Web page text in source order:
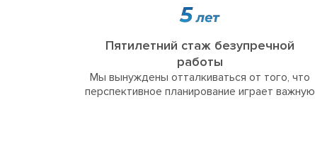
Пятилетний стаж безупречной
работы
Мы вынуждены отталкиваться от того, что
перспективное планирование играет важную